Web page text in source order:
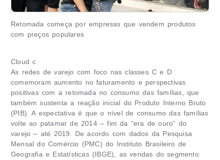
Retomada começa por empresas que vendem produtos
com preços populares
Cloud c
As redes de varejo com foco nas classes C e D
comemoram aumento no faturamento e perspectivas
positivas com a retomada no consumo das famílias, que
também sustenta a reação inicial do Produto Interno Bruto
(PIB). A expectativa é que o nível de consumo das famílias
volte ao patamar de 2014 – fim da “era de ouro” do
varejo – até 2019. De acordo com dados da Pesquisa
Mensal do Comércio (PMC) do Instituto Brasileiro de
Geografia e Estatísticas (IBGE), as vendas do segmento